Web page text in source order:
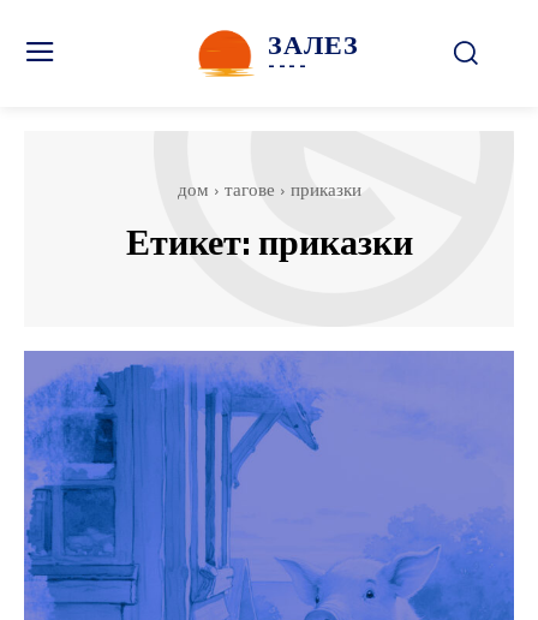
ЗАЛЕЗ
----
дом тагове приказки
Етикет: приказки